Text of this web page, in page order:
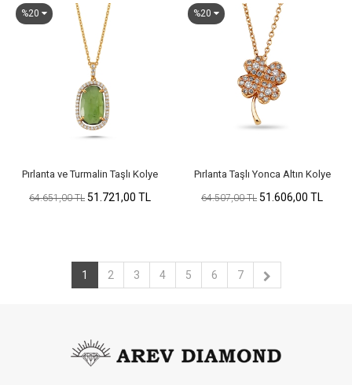
%20
Pırlanta ve Turmalin Taşlı Kolye
64.651,00 TL 51.721,00 TL
%20
Pırlanta Taşlı Yonca Altın Kolye
64.507,00 TL 51.606,00 TL
1 2 3 4 5 6 7